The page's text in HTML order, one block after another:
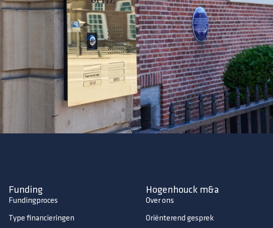
Funding
Fundingproces
Type financieringen
Hogenhouck m&a
Over ons
Oriënterend gesprek